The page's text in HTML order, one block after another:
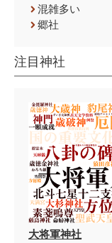
混雑多い
郷社
注目神社
大将軍神社